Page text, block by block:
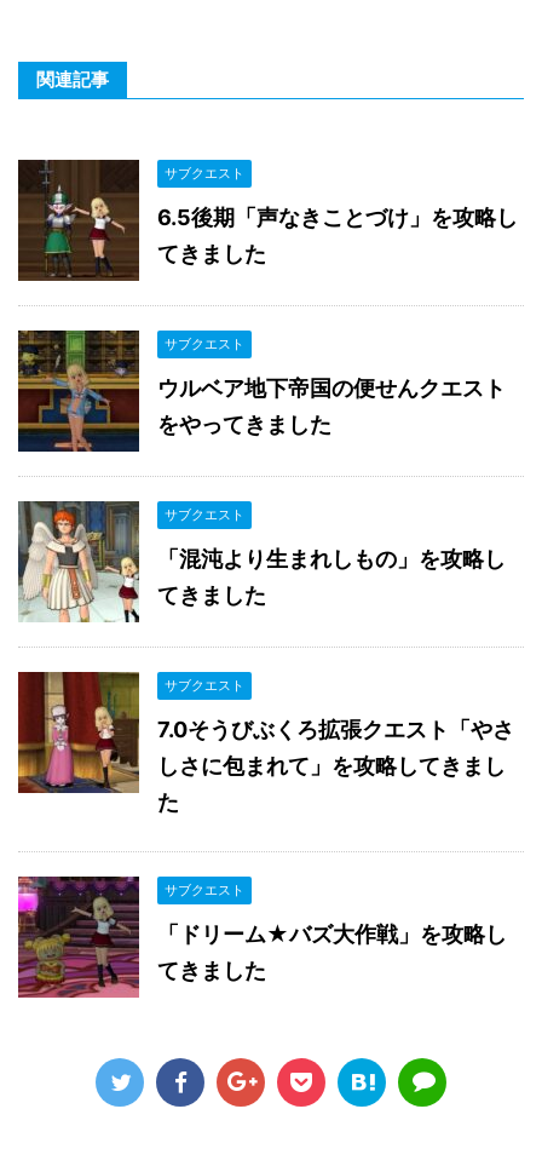
関連記事
サブクエスト
6.5後期「声なきことづけ」を攻略し
てきました
サブクエスト
ウルベア地下帝国の便せんクエスト
をやってきました
サブクエスト
「混沌より生まれしもの」を攻略し
てきました
サブクエスト
7.0そうびぶくろ拡張クエスト「やさ
しさに包まれて」を攻略してきまし
た
サブクエスト
「ドリーム★バズ大作戦」を攻略し
てきました